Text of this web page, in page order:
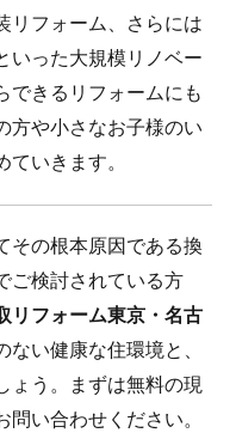
リフォーム、さらには
いった大規模リノベー
できるリフォームにも
方や小さなお子様のい
ていきます。
その根本原因である換
ご検討されている方
リフォーム東京・名古
い健康な住環境と、
ょう。まずは無料の現
い合わせください。